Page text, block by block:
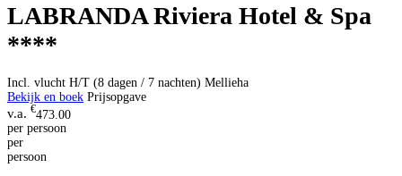
LABRANDA Riviera Hotel & Spa
****
Incl. vlucht H/T (8 dagen / 7 nachten) Mellieha
Bekijk en boek Prijsopgave
€473.00
per persoon
per
persoon